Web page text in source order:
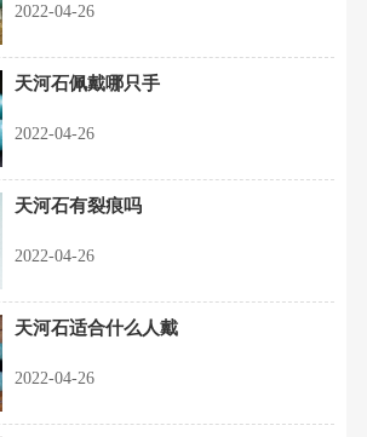
2022-04-26
天河石佩戴哪只手
2022-04-26
天河石有裂痕吗
2022-04-26
天河石适合什么人戴
2022-04-26